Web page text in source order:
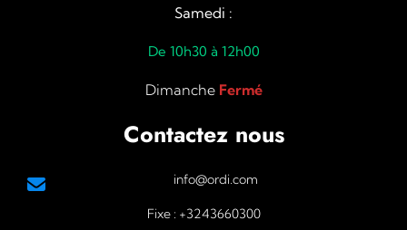
Samedi :
De 10h30 à 12h00
Dimanche Fermé
Contactez nous
info@ordi.com
Fixe : +3243660300